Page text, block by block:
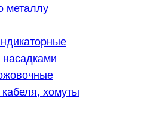
металлу
насадками
хомуты